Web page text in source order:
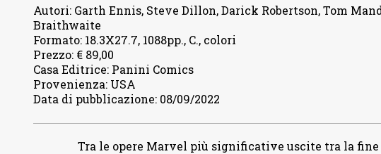
Autori: Garth Ennis, Steve Dillon, Darick Robertson, Tom
Braithwaite
Formato: 18.3X27.7, 1088pp., C., colori
Prezzo: € 89,00
Casa Editrice: Panini Comics
Provenienza: USA
Data di pubblicazione: 08/09/2022
Tra le opere Marvel più significative uscite tra la fine